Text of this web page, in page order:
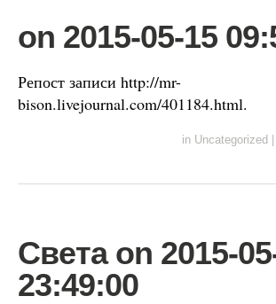
on 2015-05-15
Репост записи http://mr-
bison.livejournal.com/401184.html.
in Uncategorized
Света on 2015-
23:49:00